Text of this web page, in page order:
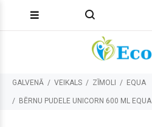
GALVENĀ VEIKALS ZĪMOLI EQUA
BĒRNU PUDELE UNICORN 600 ML EQUA